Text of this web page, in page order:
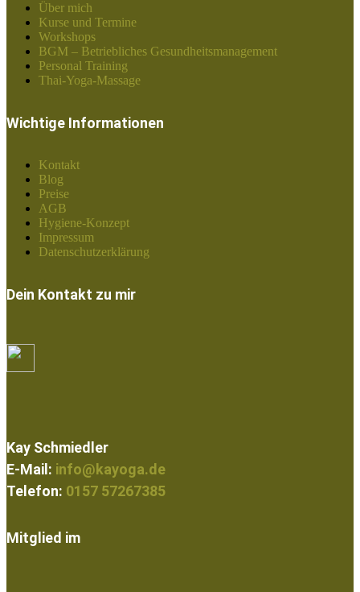
Über mich
Kurse und Termine
Workshops
BGM – Betriebliches Gesundheitsmanagement
Personal Training
Thai-Yoga-Massage
Wichtige Informationen
Kontakt
Blog
Preise
AGB
Hygiene-Konzept
Impressum
Datenschutzerklärung
Dein Kontakt zu mir
Kay Schmiedler
E-Mail: info@kayoga.de
Telefon: 0157 57267385
Mitglied im